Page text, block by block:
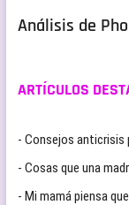
Análisis de
ARTÍCULOS
- Consejos anticrisis
- Cosas que una
- Mi mamá piensa